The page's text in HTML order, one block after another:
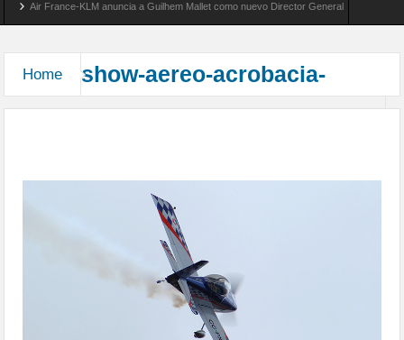
Air France-KLM anuncia a Guilhem Mallet como nuevo Director General para América
Home show-aereo-acrobacia-